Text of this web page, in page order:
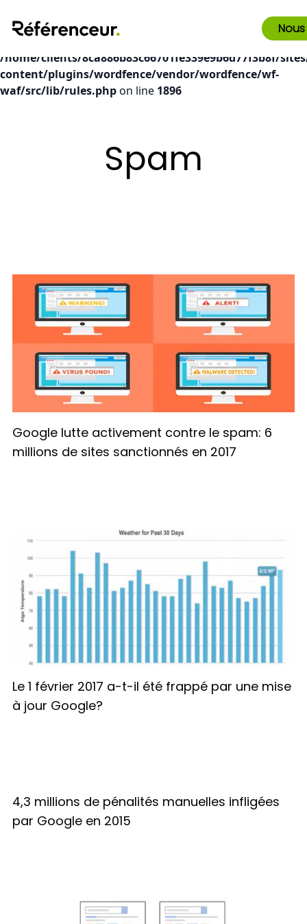
Deprecated: preg_replace(): Passing null to parameter #3
($subject) of type array|string is deprecated in
/home/clients/8ca886b83c66701fe339e9b6d77f3b8f/
content/plugins/wordfence/vendor/wordfence/wf-
waf/src/lib/rules.phpon line 1896
Spam
Google lutte activement contre le spam: 6
millions de sites sanctionnés en 2017
Le 1 février 2017 a-t-il été frappé par une mise
à jour Google?
4,3 millions de pénalités manuelles infligées
par Google en 2015